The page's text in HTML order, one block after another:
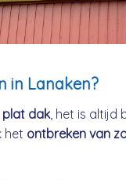
in Lanaken?
plat dak, het is altijd
het ontbreken van